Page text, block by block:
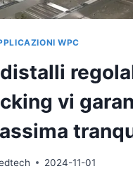
WPC
vi
2024-11-01